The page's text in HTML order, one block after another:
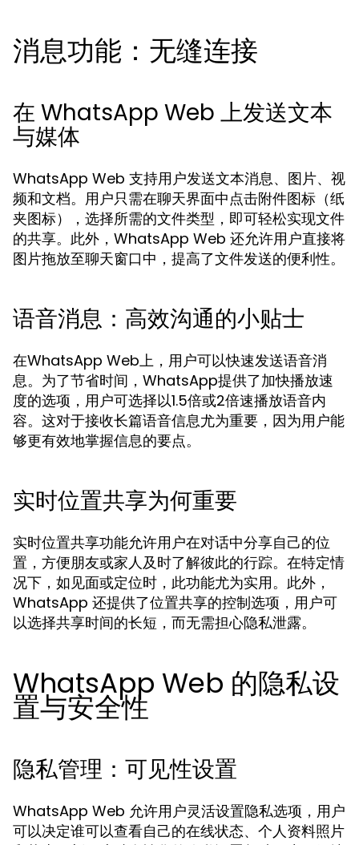
消息功能：无缝连接
在 WhatsApp Web 上发送文本
与媒体
WhatsApp Web 支持用户发送文本消息、图片、视
频和文档。用户只需在聊天界面中点击附件图标（纸
夹图标），选择所需的文件类型，即可轻松实现文件
的共享。此外，WhatsApp Web 还允许用户直接将
图片拖放至聊天窗口中，提高了文件发送的便利性。
语音消息：高效沟通的小贴士
在WhatsApp Web上，用户可以快速发送语音消
息。为了节省时间，WhatsApp提供了加快播放速
度的选项，用户可选择以1.5倍或2倍速播放语音内
容。这对于接收长篇语音信息尤为重要，因为用户能
够更有效地掌握信息的要点。
实时位置共享为何重要
实时位置共享功能允许用户在对话中分享自己的位
置，方便朋友或家人及时了解彼此的行踪。在特定情
况下，如见面或定位时，此功能尤为实用。此外，
WhatsApp 还提供了位置共享的控制选项，用户可
以选择共享时间的长短，而无需担心隐私泄露。
WhatsApp Web 的隐私设
置与安全性
隐私管理：可见性设置
WhatsApp Web 允许用户灵活设置隐私选项，用户
可以决定谁可以查看自己的在线状态、个人资料照片